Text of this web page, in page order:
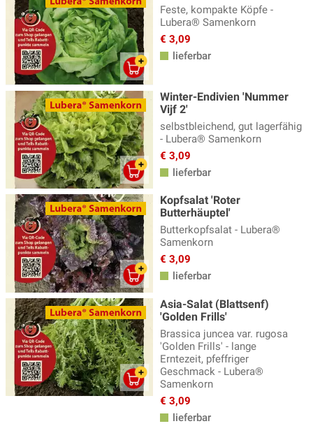
Feste, kompakte Köpfe -
Lubera® Samenkorn
€ 3,09
lieferbar
Winter-Endivien 'Nummer
Vijf 2'
selbstbleichend, gut lagerfähig
- Lubera® Samenkorn
€ 3,09
lieferbar
Kopfsalat 'Roter
Butterhäuptel'
Butterkopfsalat - Lubera®
Samenkorn
€ 3,09
lieferbar
Asia-Salat (Blattsenf)
'Golden Frills'
Brassica juncea var. rugosa
'Golden Frills' - lange
Erntezeit, pfeffriger
Geschmack - Lubera®
Samenkorn
€ 3,09
lieferbar